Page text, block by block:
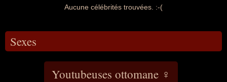
Aucune célébrités trouvées. :-(
Sexes
Youtubeuses ottomane ♀